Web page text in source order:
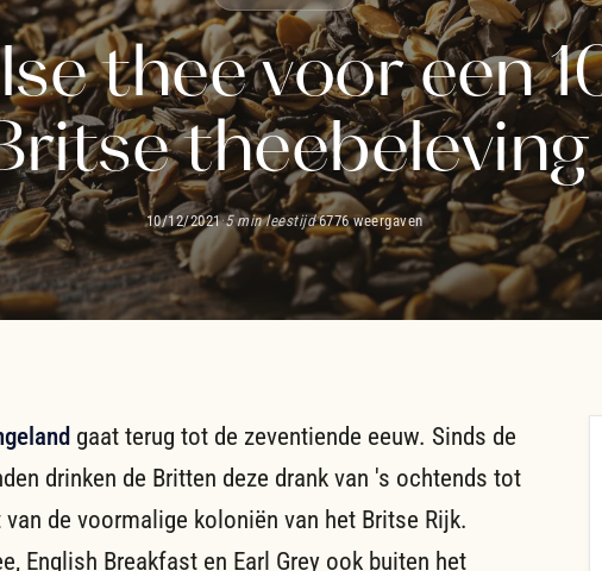
thee voor een
theebeleving
10/12/2021·5 min leestijd·6776 weergaven
gaat terug tot de zeventiende eeuw. Sinds de
drinken de Britten deze drank van 's ochtends tot
de voormalige koloniën van het Britse Rijk.
English Breakfast en Earl Grey ook buiten het